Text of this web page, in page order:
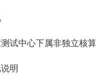
中心下属非独立核算
明